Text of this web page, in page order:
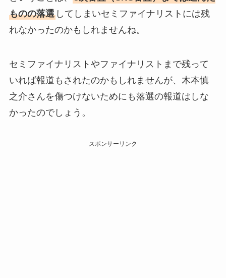
ものの落選してしまいセミファイナリストには残
れなかったのかもしれませんね。
セミファイナリストやファイナリストまで残って
いれば報道もされたのかもしれませんが、木本慎
之介さんを傷つけないためにも落選の報道はしな
かったのでしょう。
スポンサーリンク